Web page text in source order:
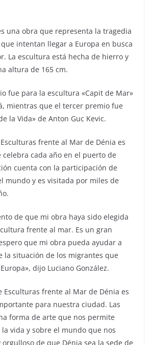
una obra que representa la tragedia
intentan llegar a Europa en busca
La escultura está hecha de hierro y
altura de 165 cm.
fue para la escultura «Capit de Mar»
mientras que el tercer premio fue
la Vida» de Anton Guc Kevic.
frente al Mar de Dénia es
celebra cada año en el puerto de
cuenta con la participación de
mundo y es visitada por miles de
de que mi obra haya sido elegida
frente al mar. Es un gran
que mi obra pueda ayudar a
la situación de los migrantes que
dijo Luciano González.
Esculturas frente al Mar de Dénia es
para nuestra ciudad. Las
forma de arte que nos permite
vida y sobre el mundo que nos
orgulloso de que Dénia sea la sede de